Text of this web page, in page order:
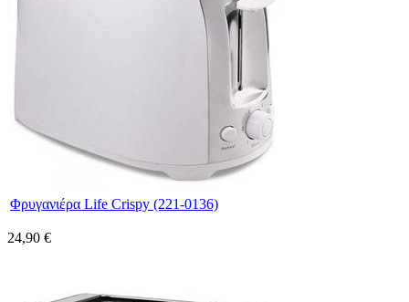
Φρυγανιέρα Life Crispy (221-0136)
24,90 €